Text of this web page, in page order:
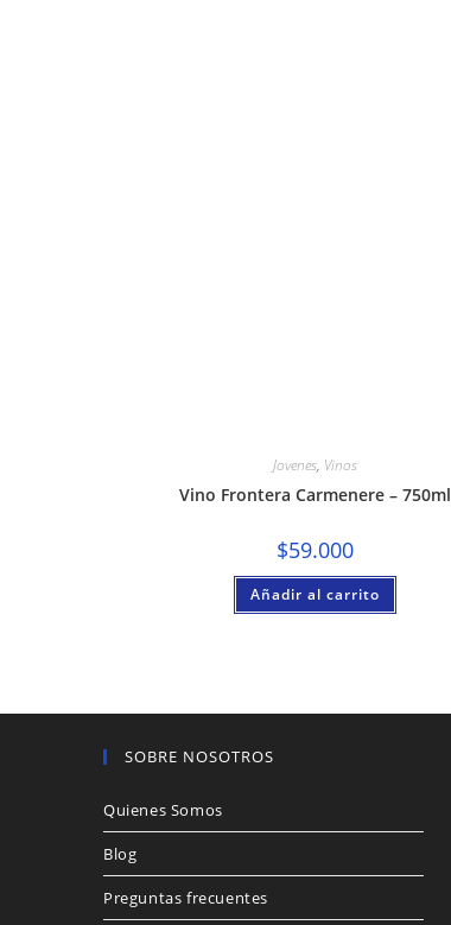
Jovenes, Vinos
Vino Frontera Carmenere – 750ml
$59.000
Añadir al carrito
SOBRE NOSOTROS
Quienes Somos
Blog
Preguntas frecuentes